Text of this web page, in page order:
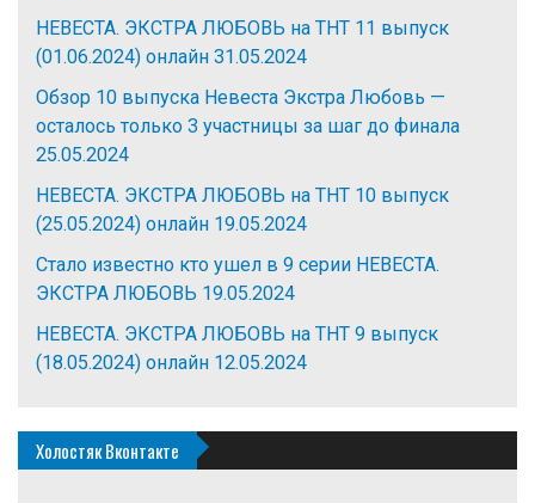
НЕВЕСТА. ЭКСТРА ЛЮБОВЬ на ТНТ 11 выпуск
(01.06.2024) онлайн 31.05.2024
Обзор 10 выпуска Невеста Экстра Любовь —
осталось только 3 участницы за шаг до финала
25.05.2024
НЕВЕСТА. ЭКСТРА ЛЮБОВЬ на ТНТ 10 выпуск
(25.05.2024) онлайн 19.05.2024
Стало известно кто ушел в 9 серии НЕВЕСТА.
ЭКСТРА ЛЮБОВЬ 19.05.2024
НЕВЕСТА. ЭКСТРА ЛЮБОВЬ на ТНТ 9 выпуск
(18.05.2024) онлайн 12.05.2024
Холостяк Вконтакте